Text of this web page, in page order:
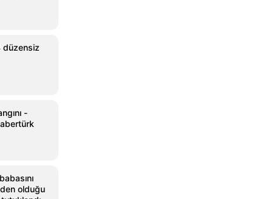
düzensiz
-
olduğu